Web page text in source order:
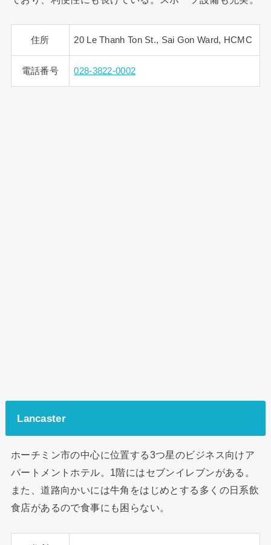
住所 20 Le Thanh Ton St., Sai Gon Ward, HCMC
電話番号 028-3822-0002
Lancaster
ホーチミン市の中心に位置する3つ星のビジネス向けア
パートメントホテル。1階にはセブンイレブンがある。
また、道路向かいには牛角をはじめとする多くの日系飲
食店があるので食事にも困らない。